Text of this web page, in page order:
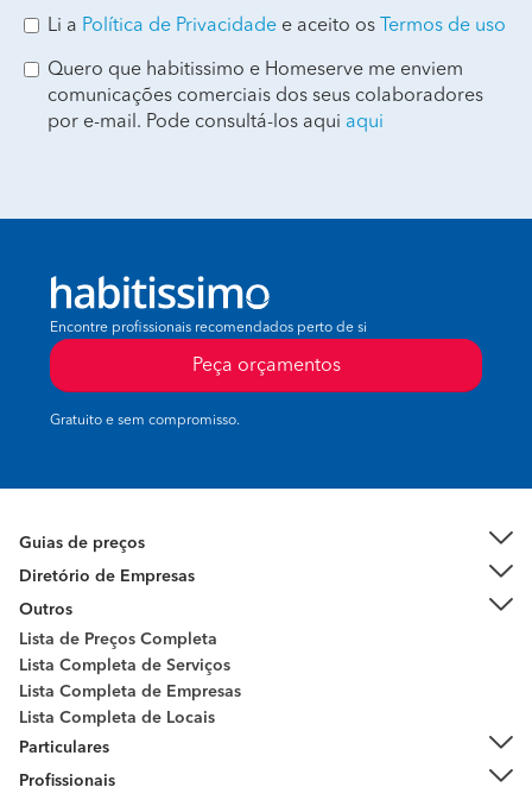
Li a Política de Privacidade e aceito os Termos de uso
Quero que habitissimo e Homeserve me enviem
comunicações comerciais dos seus colaboradores
por e-mail. Pode consultá-los aqui aqui
Encontre profissionais recomendados perto de si
Peça orçamentos
Gratuito e sem compromisso.
Guias de preços
Diretório de Empresas
Outros
Lista de Preços Completa
Lista Completa de Serviços
Lista Completa de Empresas
Lista Completa de Locais
Particulares
Profissionais